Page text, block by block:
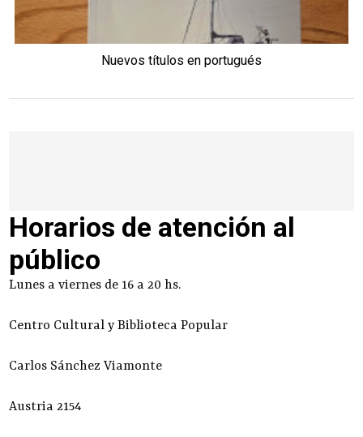
Nuevos títulos en portugués
Horarios de atención al
público
Lunes a viernes de 16 a 20 hs.
Centro Cultural y Biblioteca Popular
Carlos Sánchez Viamonte
Austria 2154